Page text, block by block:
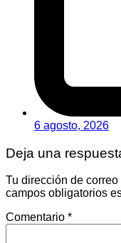
6 agosto, 2026
Deja una
Tu dirección de
campos obligatorios
Comentario *